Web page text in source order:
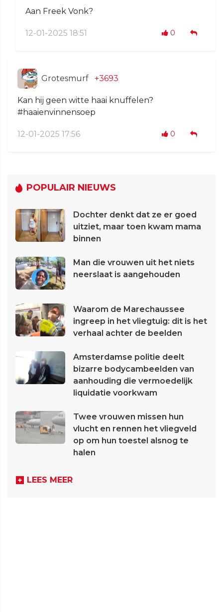
Aan Freek Vonk?
12-01-2025 18:51 0
Grotesmurf +3693
Kan hij geen witte haai knuffelen?
#haaienvinnensoep
12-01-2025 17:56 0
POPULAIR NIEUWS
Dochter denkt dat ze er goed
uitziet, maar toen kwam mama
binnen
Man die vrouwen uit het niets
neerslaat is aangehouden
Waarom de Marechaussee
ingreep in het vliegtuig: dit is het
verhaal achter de beelden
Amsterdamse politie deelt
bizarre bodycambeelden van
aanhouding die vermoedelijk
liquidatie voorkwam
Twee vrouwen missen hun
vlucht en rennen het vliegveld
op om hun toestel alsnog te
halen
LEES MEER